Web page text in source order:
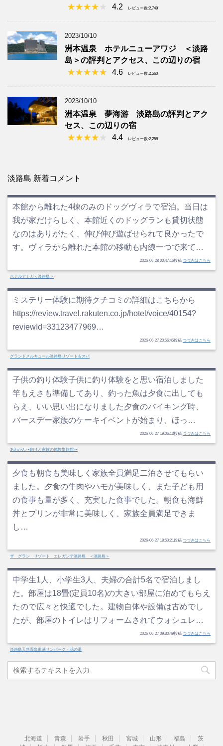
4.2
レビュー数:2,749
2023/10/10
洲本温泉 ホテルニューアワジ ＜淡路
島＞の評判とアクセス、この辺りの宿
4.6
レビュー数:2,560
2023/10/10
洲本温泉 夢海游 淡路島の評判とアク
セス、この辺りの宿
4.4
レビュー数:2,258
淡路島 新着コメント
本館から離れた4棟のみのドッグヴィラで宿泊。当日は
我が家だけらしく、本館近くのドッグランも貸切状態
なのはありがたく、伸び伸び遊ばせられて良かったで
す。ヴィラから離れた本館の移動も内線一つで来て…
2026-06-28 00:47:16投稿 つづきはこちら
ホテルアナガ＜淡路島＞
ミステリー体験に期待クチコミの詳細はこちらから
https://review.travel.rakuten.co.jp/hotel/voice/40154?
reviewId=33123477969…
2026-06-27 20:56:45投稿 つづきはこちら
グランドメルキュール淡路島リゾート＆スパ
子供の釣り体験子供に釣り体験をと思い宿泊しました
竿もえさも準備してあり、釣った魚は夕食に出しても
らえ、いい思い出になりました夕食のバイキング時、
バースデー家族のケーキイベントが始まり、ほっ…
2026-06-27 19:06:13投稿 つづきはこちら
あわかん〜釣りと家族の体験型旅館〜
夕食も朝食も美味しく家族全員満足二泊させてもらい
ました。夕食の牛肉やハモが美味しく、また子ども用
の食事も量が多く、充実した食事でした。朝食も海鮮
丼とプリンが非常に美味しく、家族全員満足できま
し…
2026-06-27 18:50:21投稿 つづきはこちら
ザ グラン リゾート エレガンテ淡路島 ＜淡路島＞
中学生1人、小学生3人、夫婦の合計5名で宿泊しまし
た。部屋は18畳(定員10名)の大きい部屋に泊めてもらえ
たので広々と快適でした。建物自体や設備は古めでし
たが、部屋のトイレはリフォームされてウォシュレ…
2026-06-27 09:30:49投稿 つづきはこちら
淡路島天然温泉東浦サンパーク・花の湯
北海道 青森 岩手 秋田 宮城 山形 福島
茨